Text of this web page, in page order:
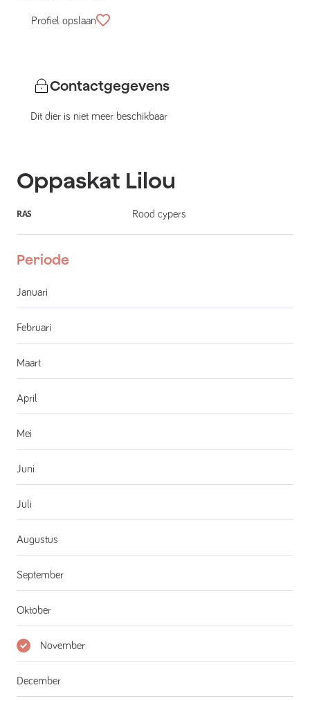
Profiel opslaan
Contactgegevens
Dit dier is niet meer beschikbaar
Oppaskat Lilou
RAS Rood cypers
Periode
Januari
Februari
Maart
April
Mei
Juni
Juli
Augustus
September
Oktober
November
December